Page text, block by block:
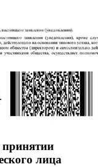
лица